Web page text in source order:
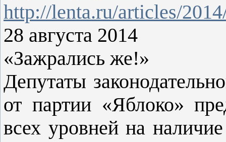
http://lenta.ru/articles/
28 августа 2014
«Зажрались же!»
Депутаты
от партии «Яблоко»
всех уровней на